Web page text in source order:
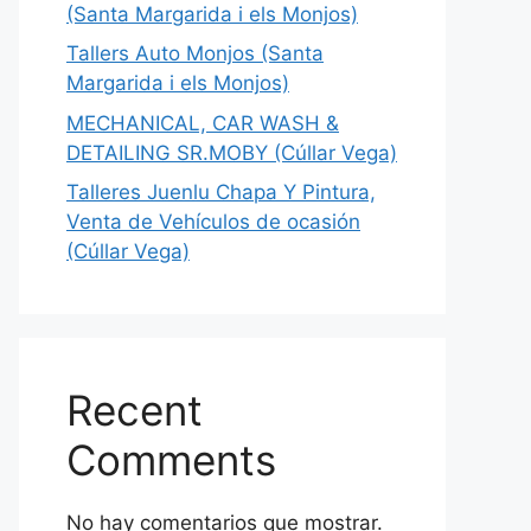
(Santa Margarida i els Monjos)
Tallers Auto Monjos (Santa
Margarida i els Monjos)
MECHANICAL, CAR WASH &
DETAILING SR.MOBY (Cúllar Vega)
Talleres Juenlu Chapa Y Pintura,
Venta de Vehículos de ocasión
(Cúllar Vega)
Recent
Comments
No hay comentarios que mostrar.